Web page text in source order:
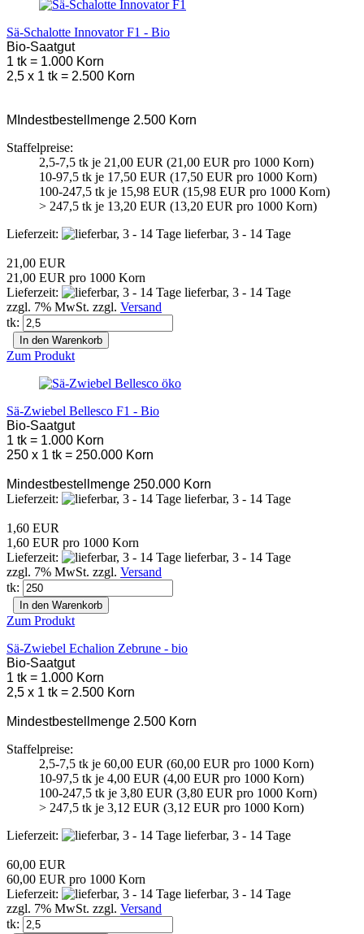
Sä-Schalotte Innovator F1 - Bio
Bio-Saatgut
1 tk = 1.000 Korn
2,5 x 1 tk = 2.500 Korn
MIndestbestellmenge 2.500 Korn
Staffelpreise:
2,5-7,5 tk je 21,00 EUR (21,00 EUR pro 1000 Korn)
10-97,5 tk je 17,50 EUR (17,50 EUR pro 1000 Korn)
100-247,5 tk je 15,98 EUR (15,98 EUR pro 1000 Korn)
> 247,5 tk je 13,20 EUR (13,20 EUR pro 1000 Korn)
Lieferzeit:
lieferbar, 3 - 14 Tage
21,00 EUR
21,00 EUR pro 1000 Korn
Lieferzeit:
lieferbar, 3 - 14 Tage
zzgl. 7% MwSt. zzgl. Versand
tk:
In den Warenkorb
Zum Produkt
Sä-Zwiebel Bellesco F1 - Bio
Bio-Saatgut
1 tk = 1.000 Korn
250 x 1 tk = 250.000 Korn
Mindestbestellmenge 250.000 Korn
Lieferzeit:
lieferbar, 3 - 14 Tage
1,60 EUR
1,60 EUR pro 1000 Korn
Lieferzeit:
lieferbar, 3 - 14 Tage
zzgl. 7% MwSt. zzgl. Versand
tk:
In den Warenkorb
Zum Produkt
Sä-Zwiebel Echalion Zebrune - bio
Bio-Saatgut
1 tk = 1.000 Korn
2,5 x 1 tk = 2.500 Korn
Mindestbestellmenge 2.500 Korn
Staffelpreise:
2,5-7,5 tk je 60,00 EUR (60,00 EUR pro 1000 Korn)
10-97,5 tk je 4,00 EUR (4,00 EUR pro 1000 Korn)
100-247,5 tk je 3,80 EUR (3,80 EUR pro 1000 Korn)
> 247,5 tk je 3,12 EUR (3,12 EUR pro 1000 Korn)
Lieferzeit:
lieferbar, 3 - 14 Tage
60,00 EUR
60,00 EUR pro 1000 Korn
Lieferzeit:
lieferbar, 3 - 14 Tage
zzgl. 7% MwSt. zzgl. Versand
tk: